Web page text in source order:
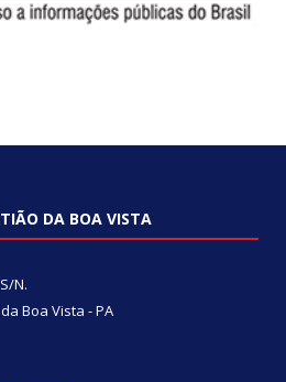
DA BOA VISTA
N.
Boa Vista - PA